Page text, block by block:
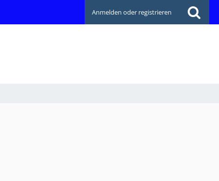
Anmelden oder registrieren